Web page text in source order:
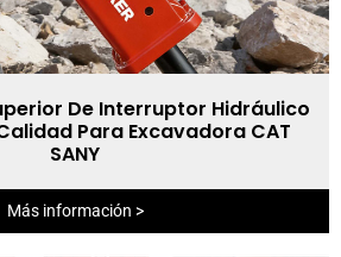
De Interruptor Hidráulico
Para Excavadora CAT
SANY
Más información >